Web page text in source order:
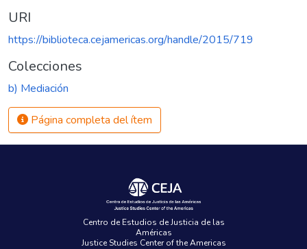
URI
https://biblioteca.cejamericas.org/handle/2015/719
Colecciones
b) Mediación
Página completa del ítem
Centro de Estudios de Justicia de las
Américas
Justice Studies Center of the Americas